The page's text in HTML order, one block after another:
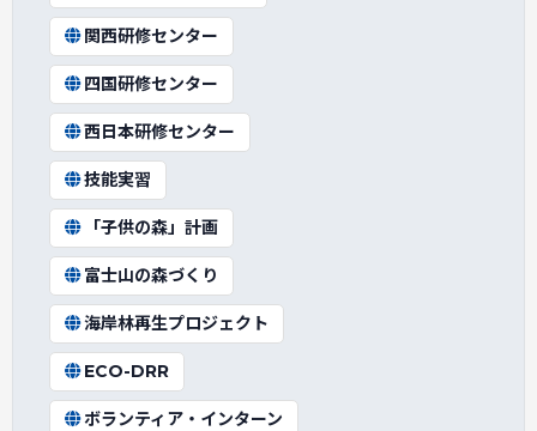
関西研修センター
四国研修センター
西日本研修センター
技能実習
「子供の森」計画
富士山の森づくり
海岸林再生プロジェクト
ECO-DRR
ボランティア・インターン